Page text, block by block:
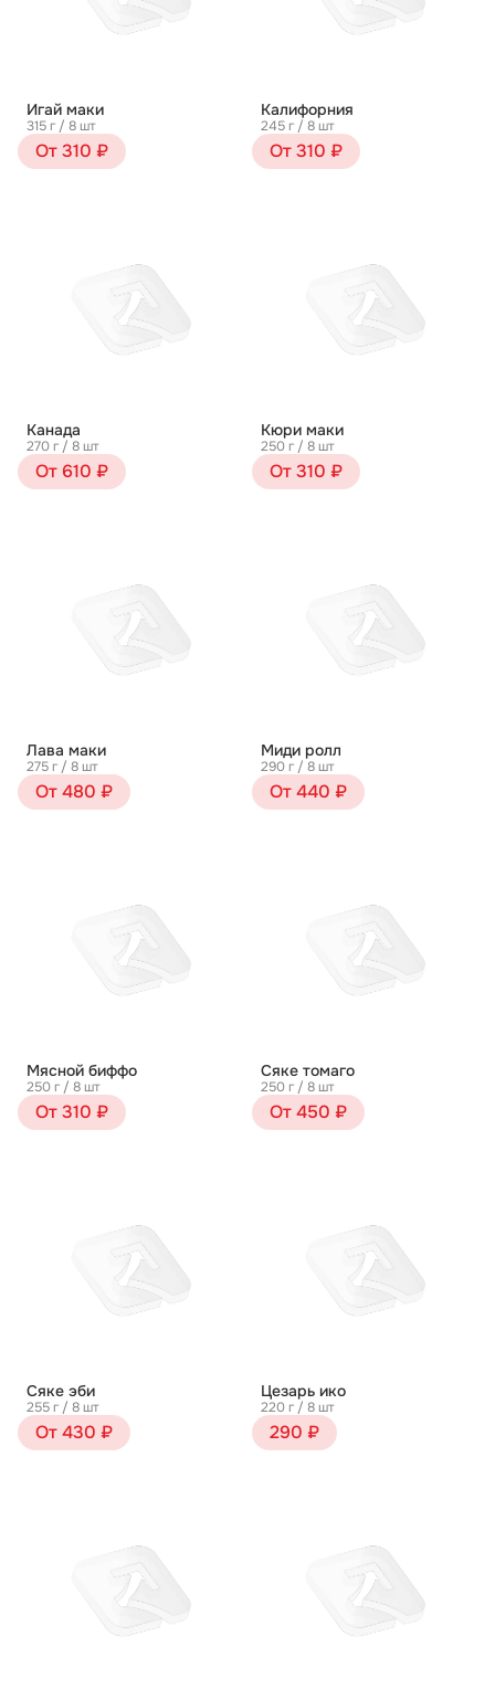
Игай маки
315 г / 8 шт
От 310 ₽
Калифорния
245 г / 8 шт
От 310 ₽
Канада
270 г / 8 шт
От 610 ₽
Кюри маки
250 г / 8 шт
От 310 ₽
Лава маки
275 г / 8 шт
От 480 ₽
Миди ролл
290 г / 8 шт
От 440 ₽
Мясной биффо
250 г / 8 шт
От 310 ₽
Сяке томаго
250 г / 8 шт
От 450 ₽
Сяке эби
255 г / 8 шт
От 430 ₽
Цезарь ико
220 г / 8 шт
290 ₽